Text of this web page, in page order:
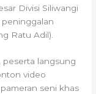
Divisi Siliwangi
peninggalan
Ratu Adil).
peserta langsung
video
seni khas